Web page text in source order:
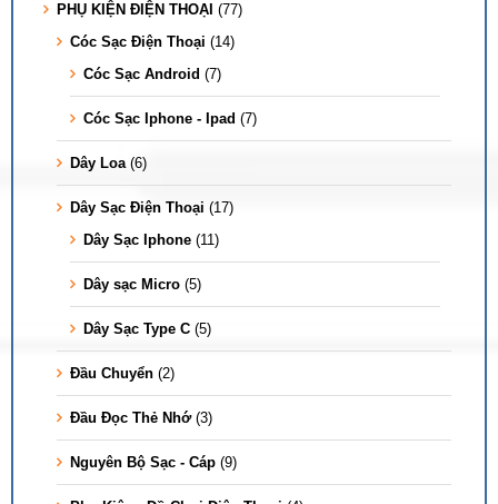
PHỤ KIỆN ĐIỆN THOẠI (77)
Cóc Sạc Điện Thoại (14)
Cóc Sạc Android (7)
Cóc Sạc Iphone - Ipad (7)
Dây Loa (6)
Dây Sạc Điện Thoại (17)
Dây Sạc Iphone (11)
Dây sạc Micro (5)
Dây Sạc Type C (5)
Đầu Chuyển (2)
Đầu Đọc Thẻ Nhớ (3)
Nguyên Bộ Sạc - Cáp (9)